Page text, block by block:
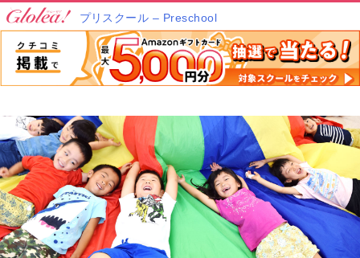
プリスクール – Preschool